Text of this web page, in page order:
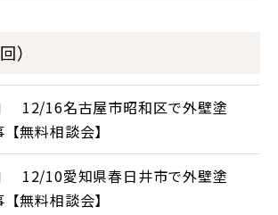
）
12/16名古屋市昭和区で外壁塗
無料相談会】
12/10愛知県春日井市で外壁塗
無料相談会】